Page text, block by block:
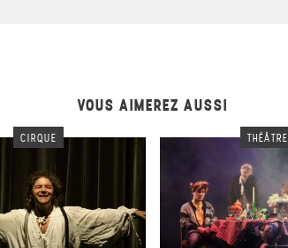
VOUS AIMEREZ AUSSI
CIRQUE THÉÂTRE